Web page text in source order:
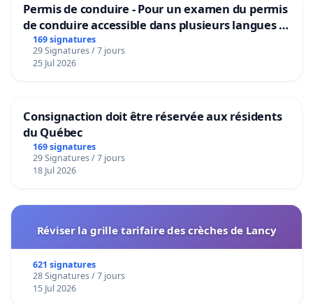
Permis de conduire - Pour un examen du permis
de conduire accessible dans plusieurs langues à
Bruxelles
169 signatures
29 Signatures / 7 jours
25 Jul 2026
Consignaction doit être réservée aux résidents
du Québec
169 signatures
29 Signatures / 7 jours
18 Jul 2026
Réviser la grille tarifaire des crèches de Lancy
621 signatures
28 Signatures / 7 jours
15 Jul 2026